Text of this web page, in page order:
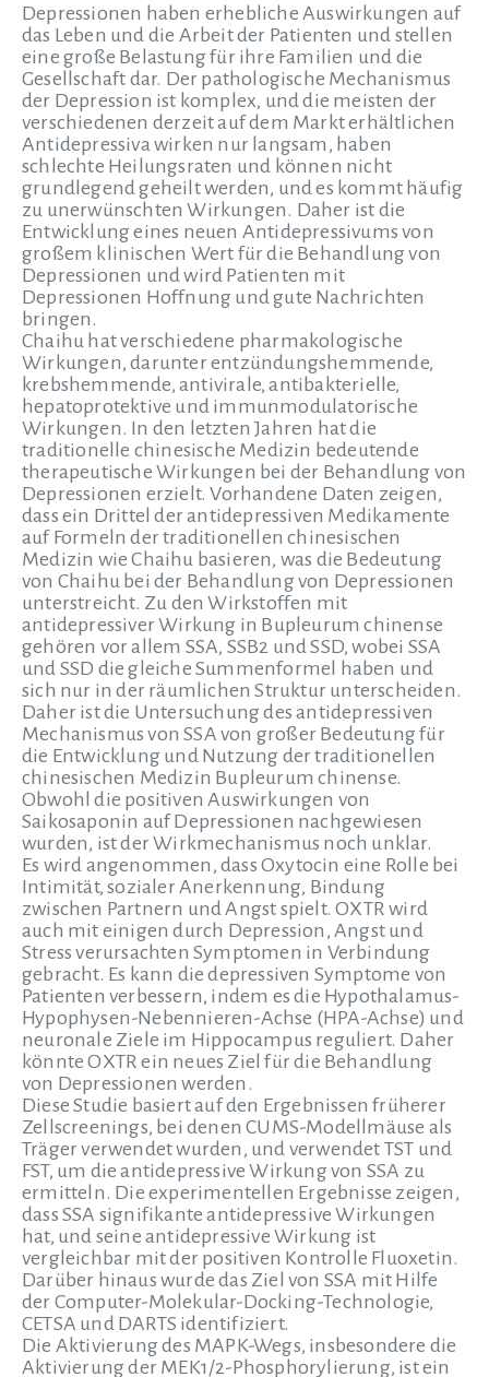
Depressionen haben erhebliche Auswirkungen auf
das Leben und die Arbeit der Patienten und stellen
eine große Belastung für ihre Familien und die
Gesellschaft dar. Der pathologische Mechanismus
der Depression ist komplex, und die meisten der
verschiedenen derzeit auf dem Markt erhältlichen
Antidepressiva wirken nur langsam, haben
schlechte Heilungsraten und können nicht
grundlegend geheilt werden, und es kommt häufig
zu unerwünschten Wirkungen. Daher ist die
Entwicklung eines neuen Antidepressivums von
großem klinischen Wert für die Behandlung von
Depressionen und wird Patienten mit
Depressionen Hoffnung und gute Nachrichten
bringen.
Chaihu hat verschiedene pharmakologische
Wirkungen, darunter entzündungshemmende,
krebshemmende, antivirale, antibakterielle,
hepatoprotektive und immunmodulatorische
Wirkungen. In den letzten Jahren hat die
traditionelle chinesische Medizin bedeutende
therapeutische Wirkungen bei der Behandlung von
Depressionen erzielt. Vorhandene Daten zeigen,
dass ein Drittel der antidepressiven Medikamente
auf Formeln der traditionellen chinesischen
Medizin wie Chaihu basieren, was die Bedeutung
von Chaihu bei der Behandlung von Depressionen
unterstreicht. Zu den Wirkstoffen mit
antidepressiver Wirkung in Bupleurum chinense
gehören vor allem SSA, SSB2 und SSD, wobei SSA
und SSD die gleiche Summenformel haben und
sich nur in der räumlichen Struktur unterscheiden.
Daher ist die Untersuchung des antidepressiven
Mechanismus von SSA von großer Bedeutung für
die Entwicklung und Nutzung der traditionellen
chinesischen Medizin Bupleurum chinense.
Obwohl die positiven Auswirkungen von
Saikosaponin auf Depressionen nachgewiesen
wurden, ist der Wirkmechanismus noch unklar.
Es wird angenommen, dass Oxytocin eine Rolle bei
Intimität, sozialer Anerkennung, Bindung
zwischen Partnern und Angst spielt. OXTR wird
auch mit einigen durch Depression, Angst und
Stress verursachten Symptomen in Verbindung
gebracht. Es kann die depressiven Symptome von
Patienten verbessern, indem es die Hypothalamus-
Hypophysen-Nebennieren-Achse (HPA-Achse) und
neuronale Ziele im Hippocampus reguliert. Daher
könnte OXTR ein neues Ziel für die Behandlung
von Depressionen werden.
Diese Studie basiert auf den Ergebnissen früherer
Zellscreenings, bei denen CUMS-Modellmäuse als
Träger verwendet wurden, und verwendet TST und
FST, um die antidepressive Wirkung von SSA zu
ermitteln. Die experimentellen Ergebnisse zeigen,
dass SSA signifikante antidepressive Wirkungen
hat, und seine antidepressive Wirkung ist
vergleichbar mit der positiven Kontrolle Fluoxetin.
Darüber hinaus wurde das Ziel von SSA mit Hilfe
der Computer-Molekular-Docking-Technologie,
CETSA und DARTS identifiziert.
Die Aktivierung des MAPK-Wegs, insbesondere die
Aktivierung der MEK1/2-Phosphorylierung, ist ein